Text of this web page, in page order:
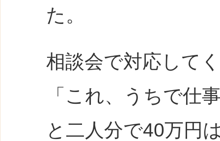
た。
相談会で対応して
「これ、うちで仕
と二人分で40万円